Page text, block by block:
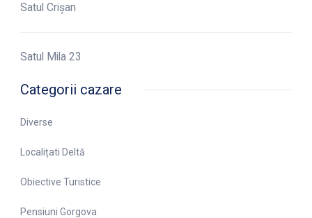
Satul Crișan
Satul Mila 23
Categorii cazare
Diverse
Localițati Deltă
Obiective Turistice
Pensiuni Gorgova